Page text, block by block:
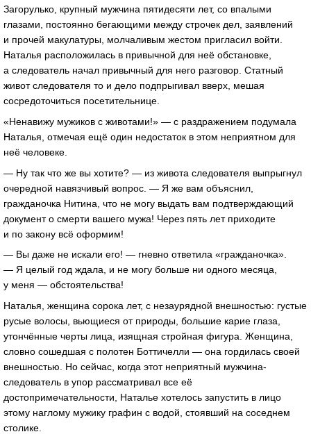
Загорулько, крупный мужчина пятидесяти лет, со впалыми
глазами, постоянно бегающими между строчек дел, заявлений
и прочей макулатуры, молчаливым жестом пригласил войти.
Наталья расположилась в привычной для неё обстановке,
а следователь начал привычный для него разговор. Статный
живот следователя то и дело подпрыгивал вверх, мешая
сосредоточиться посетительнице.
«Ненавижу мужиков с животами!» — с раздражением подумала
Наталья, отмечая ещё один недостаток в этом неприятном для
неё человеке.
— Ну так что же вы хотите? — из живота следователя выпрыгнул
очередной навязчивый вопрос. — Я же вам объяснил,
гражданочка Нитина, что не могу выдать вам подтверждающий
документ о смерти вашего мужа! Через пять лет приходите
и по закону всё оформим!
— Вы даже не искали его! — гневно ответила «гражданочка».
— Я целый год ждала, и не могу больше ни одного месяца,
у меня — обстоятельства!
Наталья, женщина сорока лет, с незаурядной внешностью: густые
русые волосы, вьющиеся от природы, большие карие глаза,
утончённые черты лица, изящная стройная фигура. Женщина,
словно сошедшая с полотен Боттичелли — она гордилась своей
внешностью. Но сейчас, когда этот неприятный мужчина-
следователь в упор рассматривал все её
достопримечательности, Наталье хотелось запустить в лицо
этому наглому мужику графин с водой, стоявший на соседнем
столике.